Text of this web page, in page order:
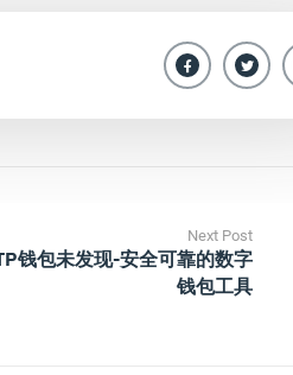
Next Post
钱包未发现-安全可靠的数字
钱包工具